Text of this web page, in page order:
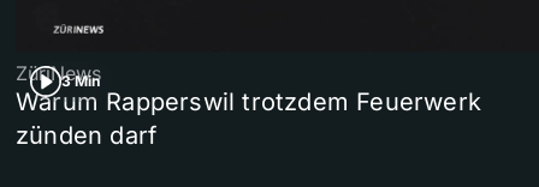
3 Min
ZüriNews
Warum Rapperswil trotzdem Feuerwerk
zünden darf